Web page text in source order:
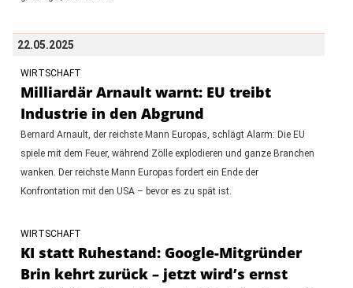
22.05.2025
WIRTSCHAFT
Milliardär Arnault warnt: EU treibt
Industrie in den Abgrund
Bernard Arnault, der reichste Mann Europas, schlägt Alarm: Die EU
spiele mit dem Feuer, während Zölle explodieren und ganze Branchen
wanken. Der reichste Mann Europas fordert ein Ende der
Konfrontation mit den USA – bevor es zu spät ist.
WIRTSCHAFT
KI statt Ruhestand: Google-Mitgründer
Brin kehrt zurück – jetzt wird’s ernst